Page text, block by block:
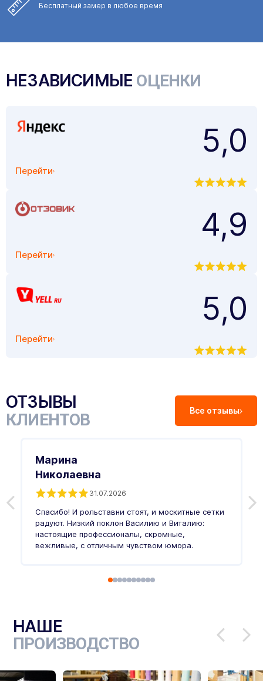
Бесплатный замер в любое время
НЕЗАВИСИМЫЕ ОЦЕНКИ
Перейти
5,0
Перейти
4,9
Перейти
5,0
ОТЗЫВЫ
КЛИЕНТОВ Все отзывы
Марина
Николаевна
31.07.2026
Спасибо! И рольставни стоят, и москитные сетки
радуют. Низкий поклон Василию и Виталию:
настоящие профессионалы, скромные,
вежливые, с отличным чувством юмора.
НАШЕ
ПРОИЗВОДСТВО